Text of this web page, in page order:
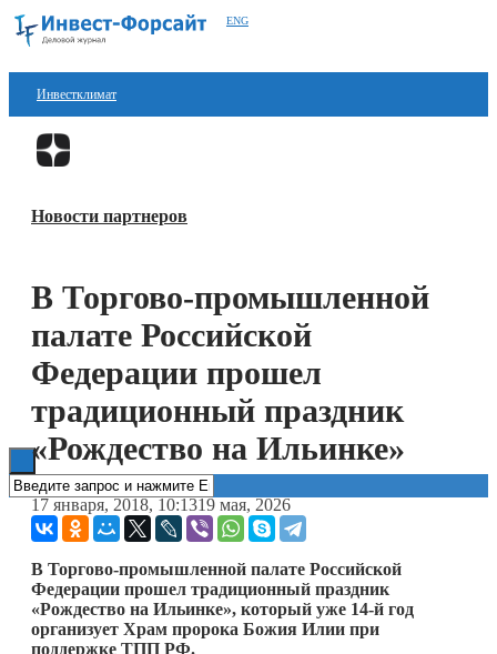
ENG
Инвестклимат
Финансы
Блокчейн
Технологии
ESG
Книги
Новости партнеров
В Торгово-промышленной
палате Российской
Федерации прошел
традиционный праздник
«Рождество на Ильинке»
17 января, 2018, 10:1319 мая, 2026
В Торгово-промышленной палате Российской
Федерации прошел традиционный праздник
«Рождество на Ильинке», который уже 14-й год
организует Храм пророка Божия Илии при
поддержке ТПП РФ.